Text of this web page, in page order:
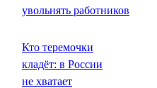
увольнять работников
Кто теремочки
кладёт: в России
не хватает